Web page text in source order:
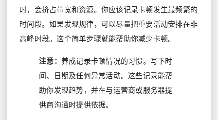
时，会挤占带宽和资源。你应该记录卡顿发生最频繁的
时间段。如果发现规律，可以尽量把重要活动安排在非
高峰时段。这个简单步骤就能帮助你减少卡顿。
注意： 养成记录卡顿情况的习惯。写下时
间、日期及任何异常活动。这些记录能帮
助你发现趋势，并在与运营商或服务器提
供商沟通时提供依据。